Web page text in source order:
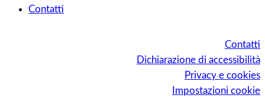
Contatti
Contatti
Dichiarazione di accessibilità
Privacy e cookies
Impostazioni cookie